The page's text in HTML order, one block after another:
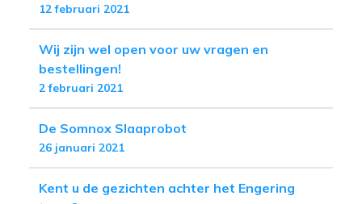
12 februari 2021
Wij zijn wel open voor uw vragen en
bestellingen!
2 februari 2021
De Somnox Slaaprobot
26 januari 2021
Kent u de gezichten achter het Engering